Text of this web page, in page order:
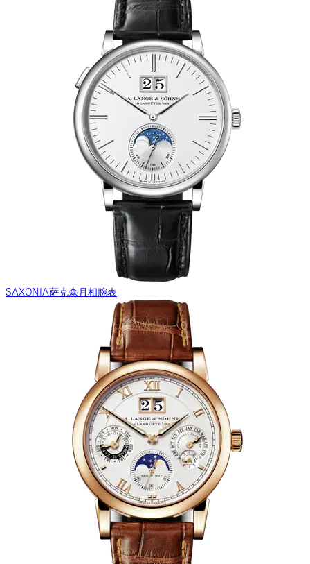
SAXONIA萨克森月相腕表